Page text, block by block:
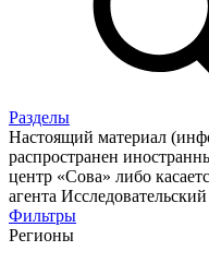
Разделы
Настоящий материал
распространен
центр «Сова» либо
агента
Фильтры
Регионы